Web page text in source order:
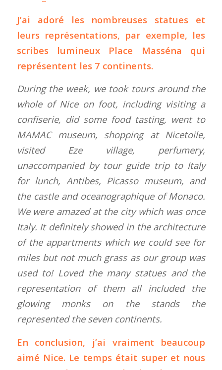
J’ai adoré les nombreuses statues et
leurs représentations, par exemple, les
scribes lumineux Place Masséna qui
représentent les 7 continents.
During the week, we took tours around the
whole of Nice on foot, including visiting a
confiserie, did some food tasting, went to
MAMAC museum, shopping at Nicetoile,
visited Eze village, perfumery,
unaccompanied by tour guide trip to Italy
for lunch, Antibes, Picasso museum, and
the castle and oceanographique of Monaco.
We were amazed at the city which was once
Italy. It definitely showed in the architecture
of the appartments which we could see for
miles but not much grass as our group was
used to! Loved the many statues and the
representation of them all included the
glowing monks on the stands the
represented the seven continents.
En conclusion, j’ai vraiment beaucoup
aimé Nice. Le temps était super et nous